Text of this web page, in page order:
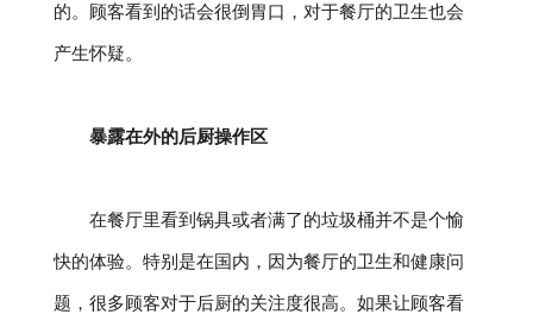
的。顾客看到的话会很倒胃口，对于餐厅的卫生也会
产生怀疑。
暴露在外的后厨操作区
在餐厅里看到锅具或者满了的垃圾桶并不是个愉
快的体验。特别是在国内，因为餐厅的卫生和健康问
题，很多顾客对于后厨的关注度很高。如果让顾客看